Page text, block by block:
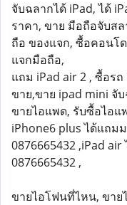
จับฉลากได้ iPad, ได้
ราคา, ขาย มือถือจับส
ถือ ของแจก, ซื้อคอนโ
แจกมือถือ,
แถม iPad air 2 , ซื้อร
ขาย,ขาย ipad mini จั
ขายไอแพด, รับซื้อไอแ
iPhone6 plus ได้แถม
0876665432 ,iPad
0876665432 ,
ขายไอโฟนที่ไหน, ขาย